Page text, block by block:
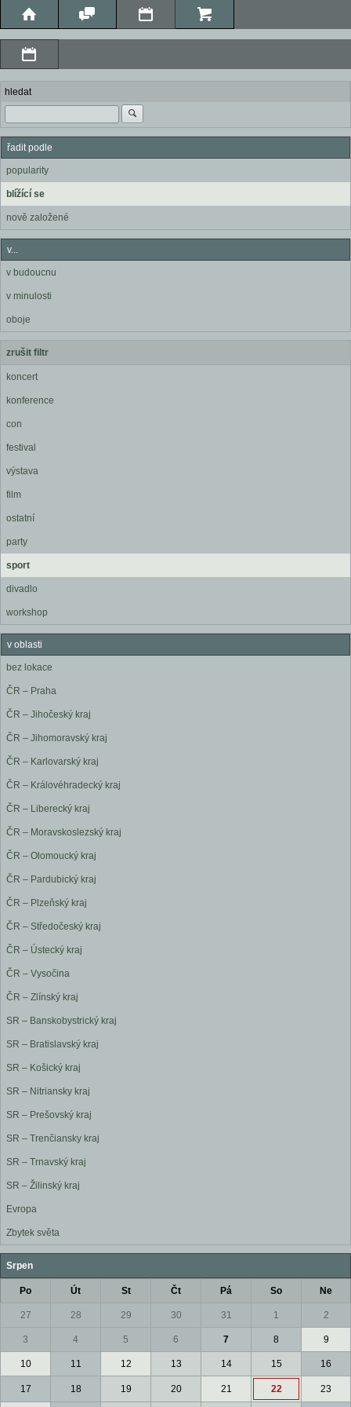
hledat
řadit podle
popularity
blížící se
nově založené
v...
v budoucnu
v minulosti
oboje
zrušit filtr
koncert
konference
con
festival
výstava
film
ostatní
party
sport
divadlo
workshop
v oblasti
bez lokace
ČR – Praha
ČR – Jihočeský kraj
ČR – Jihomoravský kraj
ČR – Karlovarský kraj
ČR – Královéhradecký kraj
ČR – Liberecký kraj
ČR – Moravskoslezský kraj
ČR – Olomoucký kraj
ČR – Pardubický kraj
ČR – Plzeňský kraj
ČR – Středočeský kraj
ČR – Ústecký kraj
ČR – Vysočina
ČR – Zlínský kraj
SR – Banskobystrický kraj
SR – Bratislavský kraj
SR – Košický kraj
SR – Nitriansky kraj
SR – Prešovský kraj
SR – Trenčiansky kraj
SR – Trnavský kraj
SR – Žilinský kraj
Evropa
Zbytek světa
Srpen
Po Út St Čt Pá So Ne
27 28 29 30 31 1 2
3 4 5 6 7 8 9
10 11 12 13 14 15 16
17 18 19 20 21 22 23